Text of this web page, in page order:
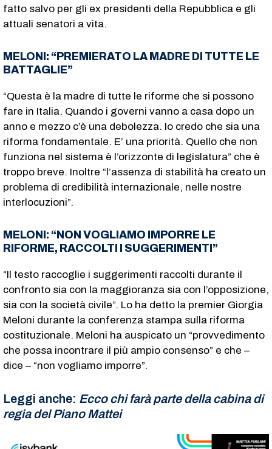
fatto salvo per gli ex presidenti della Repubblica e gli
attuali senatori a vita.
MELONI: “PREMIERATO LA MADRE DI TUTTE LE
BATTAGLIE”
“Questa è la madre di tutte le riforme che si possono
fare in Italia. Quando i governi vanno a casa dopo un
anno e mezzo c’è una debolezza. Io credo che sia una
riforma fondamentale. E’ una priorità. Quello che non
funziona nel sistema è l’orizzonte di legislatura” che è
troppo breve. Inoltre “l’assenza di stabilità ha creato un
problema di credibilità internazionale, nelle nostre
interlocuzioni”.
MELONI: “NON VOGLIAMO IMPORRE LE
RIFORME, RACCOLTI I SUGGERIMENTI”
“Il testo raccoglie i suggerimenti raccolti durante il
confronto sia con la maggioranza sia con l’opposizione,
sia con la società civile”. Lo ha detto la premier Giorgia
Meloni durante la conferenza stampa sulla riforma
costituzionale. Meloni ha auspicato un “provvedimento
che possa incontrare il più ampio consenso” e che –
dice – “non vogliamo imporre”.
Leggi anche: Ecco chi farà parte della cabina di
regia del Piano Mattei